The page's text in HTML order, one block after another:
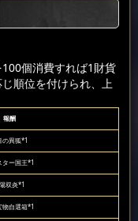
個消費すれば1財貨
順位を付けられ、上
報酬
の異狐*1
ター国王*1
双炎*1
物自選箱*1